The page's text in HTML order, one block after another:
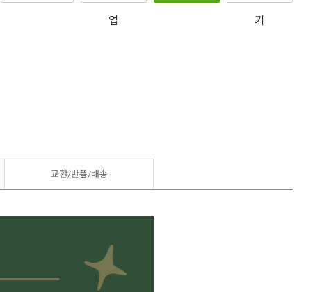
업 기
교환/반품/배송